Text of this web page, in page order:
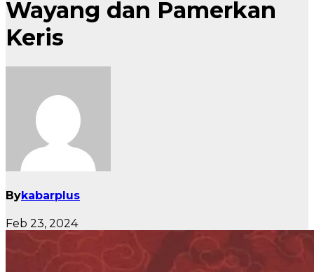
Wayang dan Pamerkan
Keris
Bykabarplus
Feb 23, 2024